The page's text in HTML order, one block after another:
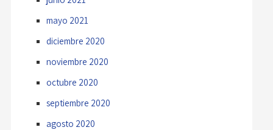
mayo 2021
diciembre 2020
noviembre 2020
octubre 2020
septiembre 2020
agosto 2020